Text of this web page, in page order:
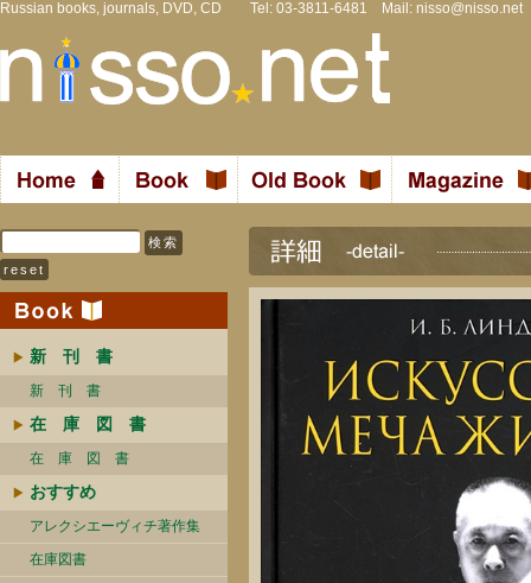
Russian books, journals, DVD, CD Tel: 03-3811-6481 Mail: nisso@nisso.net
新 刊 書
新 刊 書
在 庫 図 書
在 庫 図 書
おすすめ
アレクシエーヴィチ著作集
在庫図書